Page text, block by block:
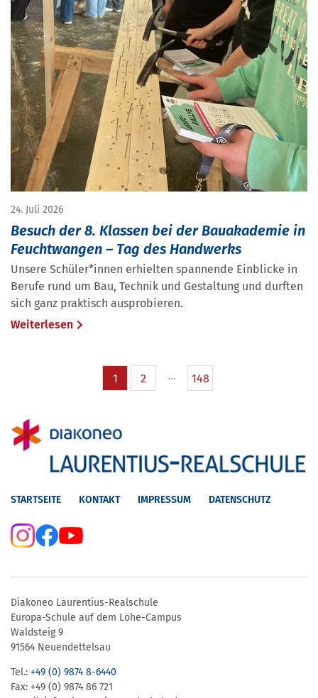
24. Juli 2026
Besuch der 8. Klassen bei der Bauakademie in
Feuchtwangen – Tag des Handwerks
Unsere Schüler*innen erhielten spannende Einblicke in
Berufe rund um Bau, Technik und Gestaltung und durften
sich ganz praktisch ausprobieren.
Weiterlesen
1 2 148
STARTSEITE KONTAKT IMPRESSUM DATENSCHUTZ
Diakoneo Laurentius-Realschule
Europa-Schule auf dem Löhe-Campus
Waldsteig 9
91564 Neuendettelsau
Tel.: +49 (0) 9874 8-6440
Fax: +49 (0) 9874 86 721